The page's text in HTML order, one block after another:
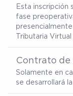
Esta inscripción
fase
Tributaria
Contrato
Solamente en
se desarrollará